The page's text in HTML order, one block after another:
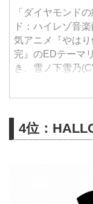
「ダイヤモンド
ド：ハイレゾ音
気アニメ『やはり
完』のEDテーマ
き、雪ノ下雪乃
4位：